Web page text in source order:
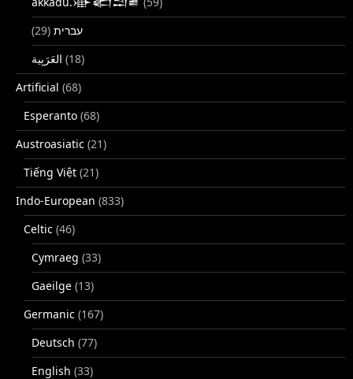
עברית (29)
(18)
Artificial (68)
Esperanto (68)
Austroasiatic (21)
Tiếng Việt (21)
Indo-European (833)
Celtic (46)
Cymraeg (33)
Gaeilge (13)
Germanic (167)
Deutsch (77)
English (33)